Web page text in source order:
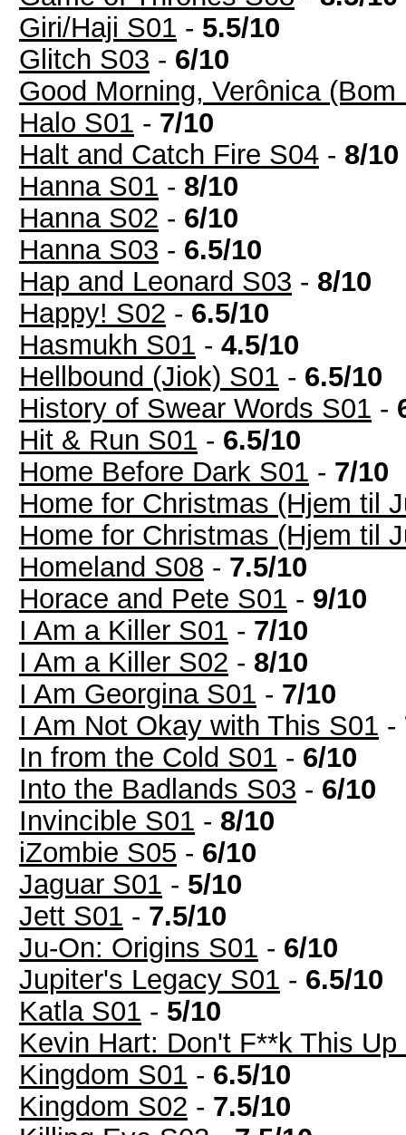
Giri/Haji S01 - 5.5/10
Glitch S03 - 6/10
Good Morning, Verônica
Halo S01 - 7/10
Halt and Catch Fire S04 - 8/10
Hanna S01 - 8/10
Hanna S02 - 6/10
Hanna S03 - 6.5/10
Hap and Leonard S03 - 8/10
Happy! S02 - 6.5/10
Hasmukh S01 - 4.5/10
Hellbound (Jiok) S01 - 6.5/10
History of Swear Words S01 -
Hit & Run S01 - 6.5/10
Home Before Dark S01 - 7/10
Home for Christmas (Hjem til
Home for Christmas (Hjem til
Homeland S08 - 7.5/10
Horace and Pete S01 - 9/10
I Am a Killer S01 - 7/10
I Am a Killer S02 - 8/10
I Am Georgina S01 - 7/10
I Am Not Okay with This S01 -
In from the Cold S01 - 6/10
Into the Badlands S03 - 6/10
Invincible S01 - 8/10
iZombie S05 - 6/10
Jaguar S01 - 5/10
Jett S01 - 7.5/10
Ju-On: Origins S01 - 6/10
Jupiter's Legacy S01 - 6.5/10
Katla S01 - 5/10
Kevin Hart: Don't F**k This Up
Kingdom S01 - 6.5/10
Kingdom S02 - 7.5/10